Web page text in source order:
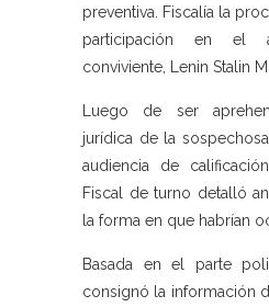
preventiva. Fiscalía la
participación en el
conviviente, Lenin Stalin
Luego de ser
jurídica de la
audiencia de
Fiscal de turno detalló
la forma en que habrían
Basada en el parte
consignó la información